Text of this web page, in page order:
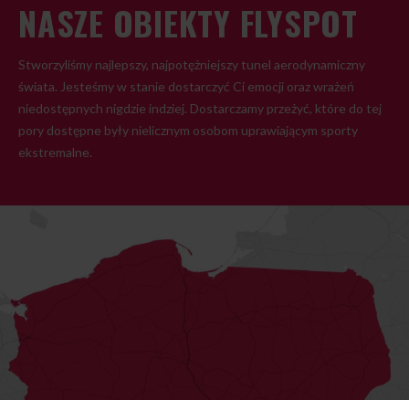
NASZE OBIEKTY FLYSPOT
Stworzyliśmy najlepszy, najpotężniejszy tunel aerodynamiczny
świata. Jesteśmy w stanie dostarczyć Ci emocji oraz wrażeń
niedostępnych nigdzie indziej. Dostarczamy przeżyć, które do tej
pory dostępne były nielicznym osobom uprawiającym sporty
ekstremalne.